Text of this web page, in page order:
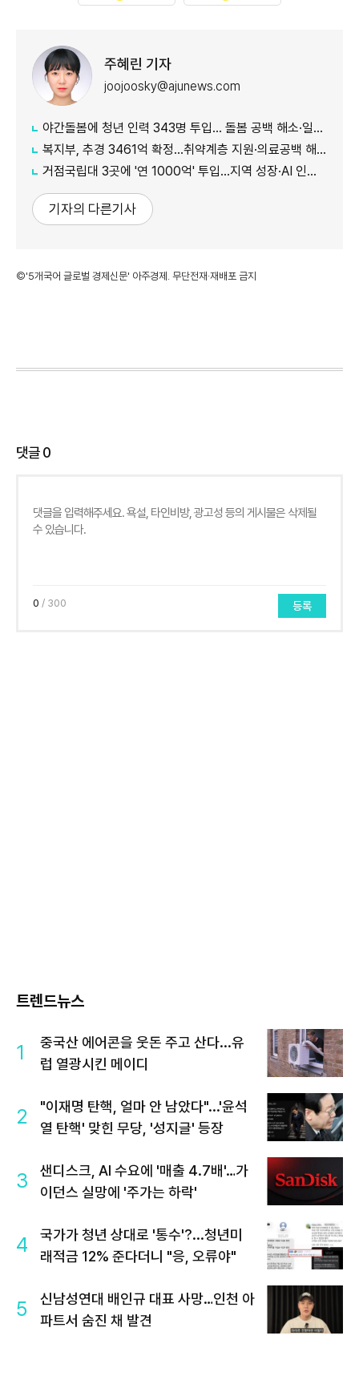
주혜린 기자
joojoosky@ajunews.com
야간돌봄에 청년 인력 343명 투입… 돌봄 공백 해소·일자리 확대 추진
복지부, 추경 3461억 확정…취약계층 지원·의료공백 해소 강화
거점국립대 3곳에 '연 1000억' 투입…지역 성장·AI 인재 거점 육성
기자의 다른기사
©'5개국어 글로벌 경제신문' 아주경제. 무단전재·재배포 금지
댓글0
0 / 300 등록
트렌드뉴스
1
중국산 에어콘을 웃돈 주고 산다...유
럽 열광시킨 메이디
2
"이재명 탄핵, 얼마 안 남았다"...'윤석
열 탄핵' 맞힌 무당, '성지글' 등장
3
샌디스크, AI 수요에 '매출 4.7배'…가
이던스 실망에 '주가는 하락'
4
국가가 청년 상대로 '통수'?...청년미
래적금 12% 준다더니 "응, 오류야"
5
신남성연대 배인규 대표 사망…인천 아
파트서 숨진 채 발견